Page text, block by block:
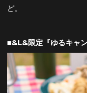
ど。
■&L&限定『ゆるキャ